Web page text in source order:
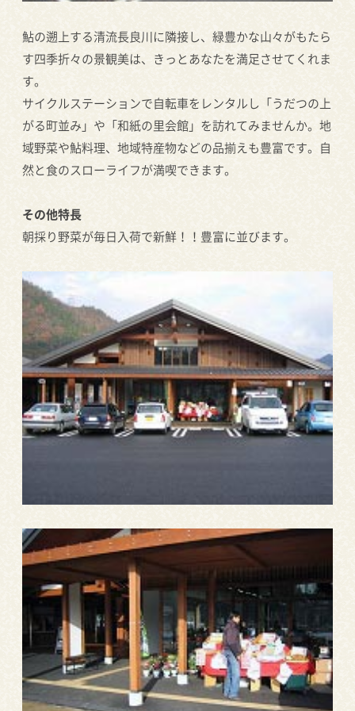
鮎の遡上する清流長良川に隣接し、緑豊かな山々がもたら
す四季折々の景観美は、きっとあなたを満足させてくれま
す。
サイクルステーションで自転車をレンタルし「うだつの上
がる町並み」や「和紙の里会館」を訪れてみませんか。地
域野菜や鮎料理、地域特産物などの品揃えも豊富です。自
然と食のスローライフが満喫できます。
その他特長
朝採り野菜が毎日入荷で新鮮！！豊富に並びます。